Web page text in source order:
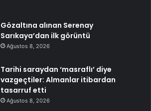
Gözaltına alınan Serenay
Sarıkaya’dan ilk görüntü
Ağustos 8, 2026
Tarihi saraydan ‘masraflı’ diye
vazgeçtiler: Almanlar itibardan
tasarruf etti
Ağustos 8, 2026